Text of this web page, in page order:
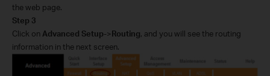
the web page.
Step 3
Click on Advanced Setup->Routing, and you will see the routing
information in the next screen.